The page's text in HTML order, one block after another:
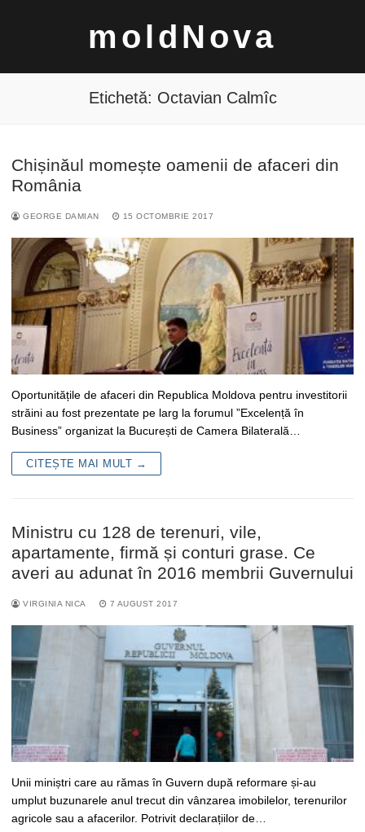
moldNova
Caută
Etichetă: Octavian Calmîc
Chișinăul momește oamenii de afaceri din
România
GEORGE DAMIAN 15 OCTOMBRIE 2017
Oportunitățile de afaceri din Republica Moldova pentru investitorii
străini au fost prezentate pe larg la forumul ”Excelență în
Business” organizat la București de Camera Bilaterală…
CITEȘTE MAI MULT →
Ministru cu 128 de terenuri, vile,
apartamente, firmă și conturi grase. Ce
averi au adunat în 2016 membrii Guvernului
VIRGINIA NICA 7 AUGUST 2017
Unii miniștri care au rămas în Guvern după reformare și-au
umplut buzunarele anul trecut din vânzarea imobilelor, terenurilor
agricole sau a afacerilor. Potrivit declarațiilor de…